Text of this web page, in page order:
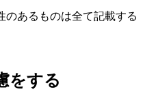
のあるものは全て記載する
をする